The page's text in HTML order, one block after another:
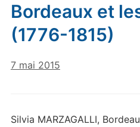
Bordeaux et
(1776-1815)
7 mai 2015
Silvia MARZAGALLI,